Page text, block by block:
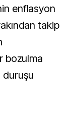
enflasyon
takip
bozulma
duruşu